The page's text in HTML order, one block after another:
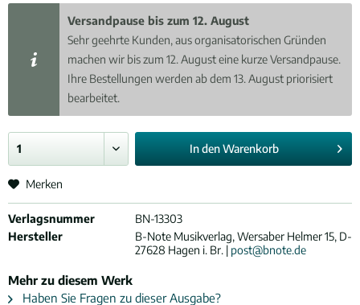
Versandpause bis zum 12. August
Sehr geehrte Kunden, aus organisatorischen Gründen
machen wir bis zum 12. August eine kurze Versandpause.
Ihre Bestellungen werden ab dem 13. August priorisiert
bearbeitet.
In denWarenkorb
Merken
Verlagsnummer
BN-13303
Hersteller
B-Note Musikverlag, Wersaber Helmer 15, D-
27628 Hagen i. Br. | post@bnote.de
Mehr zu diesem Werk
Haben Sie Fragen zu dieser Ausgabe?